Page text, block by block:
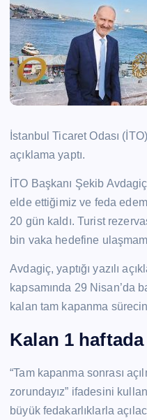
İstanbul Ticaret Odası
açıklama yaptı.
İTO Başkanı Şekib
elde ettiğimiz ve feda
20 gün kaldı. Turist
bin vaka hedefine
Avdagiç, yaptığı yazılı
kapsamında 29 Nisan’da
kalan tam kapanma
Kalan 1
“Tam kapanma sonrası
zorundayız” ifadesini
büyük fedakarlıklarla